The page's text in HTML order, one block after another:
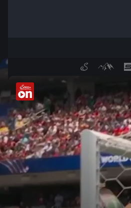
Foul!